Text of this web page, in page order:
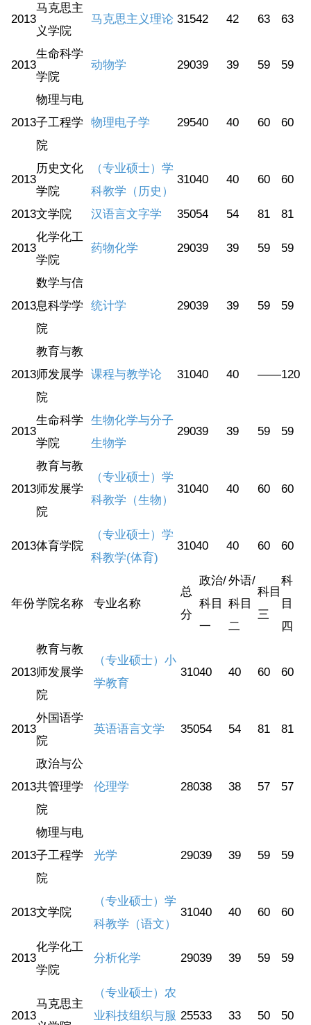
2013
马克思主
义学院
马克思主义理论 31542 42 63 63
2013
生命科学
学院
动物学 29039 39 59 59
2013
物理与电
子工程学
院
物理电子学 29540 40 60 60
2013
历史文化
学院
（专业硕士）学
科教学（历史）
31040 40 60 60
2013文学院 汉语言文字学 35054 54 81 81
2013
化学化工
学院
药物化学 29039 39 59 59
2013
数学与信
息科学学
院
统计学 29039 39 59 59
2013
教育与教
师发展学
院
课程与教学论 31040 40 ——120
2013
生命科学
学院
生物化学与分子
生物学
29039 39 59 59
2013
教育与教
师发展学
院
（专业硕士）学
科教学（生物）
31040 40 60 60
2013体育学院
（专业硕士）学
科教学(体育)
31040 40 60 60
年份学院名称 专业名称
总
分
政治/
科目
一
外语/
科目
二
科目
三
科
目
四
2013
教育与教
师发展学
院
（专业硕士）小
学教育
31040 40 60 60
2013
外国语学
院
英语语言文学 35054 54 81 81
2013
政治与公
共管理学
院
伦理学 28038 38 57 57
2013
物理与电
子工程学
院
光学 29039 39 59 59
2013文学院
（专业硕士）学
科教学（语文）
31040 40 60 60
2013
化学化工
学院
分析化学 29039 39 59 59
2013
马克思主
（专业硕士）农
业科技组织与服 25533 33 50 50